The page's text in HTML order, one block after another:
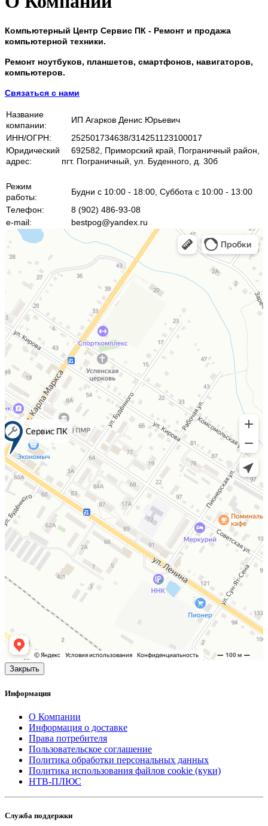
Компьютерный Центр Сервис ПК - Ремонт и продажа
компьютерной техники.
Ремонт ноутбуков, планшетов, смартфонов, навигаторов,
компьютеров.
Связаться с нами
Название
компании:
ИП Агарков Денис Юрьевич
ИНН/ОГРН:
252501734638/314251123100017
Юридический
адрес:
692582, Приморский край, Пограничный район,
пгт. Пограничный, ул. Буденного, д. 30б
Режим
работы:
Будни с 10:00 - 18:00, Суббота с 10:00 - 13:00
Телефон:
8 (902) 486-93-08
e-mail:
bestpog@yandex.ru
Закрыть
Информация
О Компании
Информация о доставке
Права потребителя
Пользовательское соглашение
Политика обработки персональных данных
Политика использования файлов cookie (куки)
НТВ-ПЛЮС
Служба поддержки